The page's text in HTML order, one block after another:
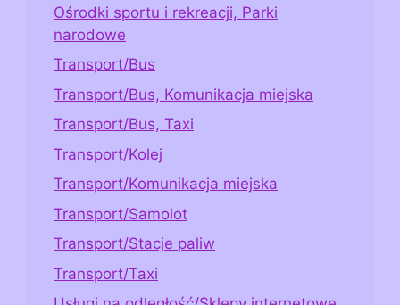
Ośrodki sportu i rekreacji, Parki
narodowe
Transport/Bus
Transport/Bus, Komunikacja miejska
Transport/Bus, Taxi
Transport/Kolej
Transport/Komunikacja miejska
Transport/Samolot
Transport/Stacje paliw
Transport/Taxi